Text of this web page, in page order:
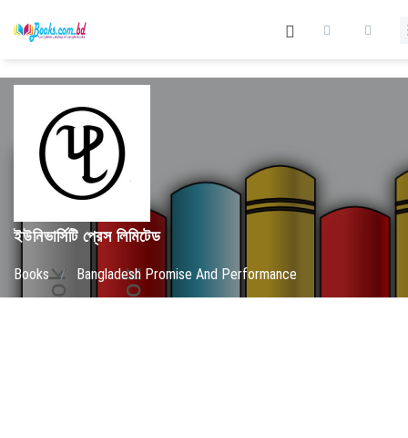
ইউনিভার্সিটি প্রেস লিমিটেড
Books / Bangladesh Promise And Performance